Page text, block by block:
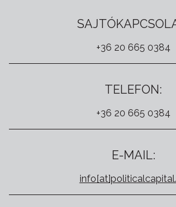
+36 20 665 0384
TELEFON:
+36 20 665 0384
E-MAIL: